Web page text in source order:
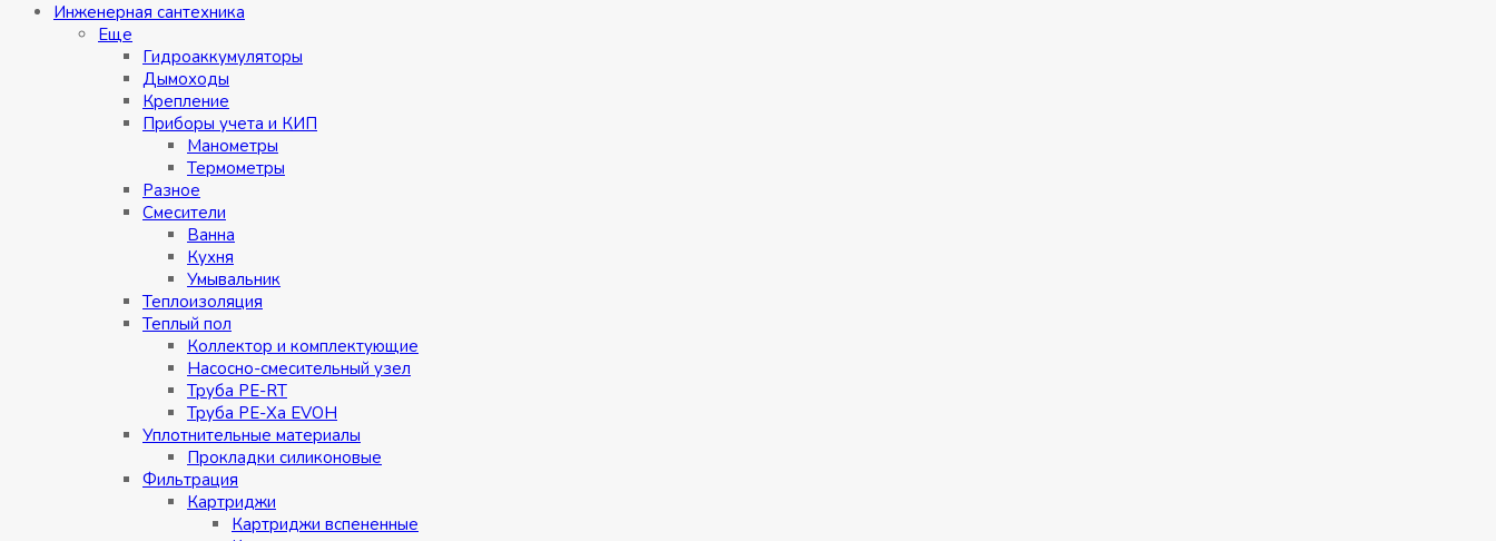
Инженерная сантехника
Eще
Гидроаккумуляторы
Дымоходы
Крепление
Приборы учета и КИП
Манометры
Термометры
Разное
Смесители
Ванна
Кухня
Умывальник
Теплоизоляция
Теплый пол
Коллектор и комплектующие
Насосно-смесительный узел
Труба PE-RT
Труба PE-Xa EVOH
Уплотнительные материалы
Прокладки силиконовые
Фильтрация
Картриджи
Картриджи вспененные